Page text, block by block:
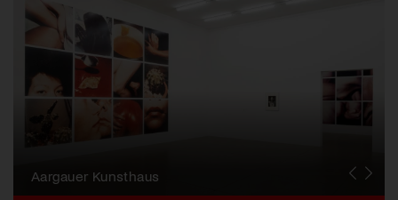
Künstlerin
Aargauer Kunsthaus
Gewerbemuseum Winterthur
Liste Art Fair Basel
Bündner Kunstmuseum
Künstler:innen Portraits
Junge Schweizer Kunst
Vögele Kultur Zentrum
Nidwaldner Museum
Haus für Kunst Uri